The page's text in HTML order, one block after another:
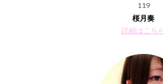
119
桜月奏
詳細はこち